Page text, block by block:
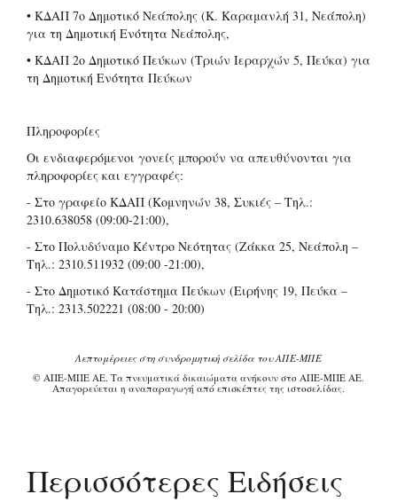
• ΚΔΑΠ 7ο Δημοτικό Νεάπολης (Κ. Καραμανλή 31, Νεάπολη)
για τη Δημοτική Ενότητα Νεάπολης,
• ΚΔΑΠ 2ο Δημοτικό Πεύκων (Τριών Ιεραρχών 5, Πεύκα) για
τη Δημοτική Ενότητα Πεύκων
Πληροφορίες
Οι ενδιαφερόμενοι γονείς μπορούν να απευθύνονται για
πληροφορίες και εγγραφές:
- Στο γραφείο ΚΔΑΠ (Κομνηνών 38, Συκιές – Tηλ.:
2310.638058 (09:00-21:00),
- Στο Πολυδύναμο Κέντρο Νεότητας (Ζάκκα 25, Νεάπολη –
Τηλ.: 2310.511932 (09:00 -21:00),
- Στο Δημοτικό Κατάστημα Πεύκων (Ειρήνης 19, Πεύκα –
Τηλ.: 2313.502221 (08:00 - 20:00)
Λεπτομέρειες στη συνδρομητική σελίδα του ΑΠΕ-ΜΠΕ
© ΑΠΕ-ΜΠΕ ΑΕ. Τα πνευματικά δικαιώματα ανήκουν στο ΑΠΕ-ΜΠΕ ΑΕ.
Απαγορεύεται η αναπαραγωγή από επισκέπτες της ιστοσελίδας.
Περισσότερες Ειδήσεις